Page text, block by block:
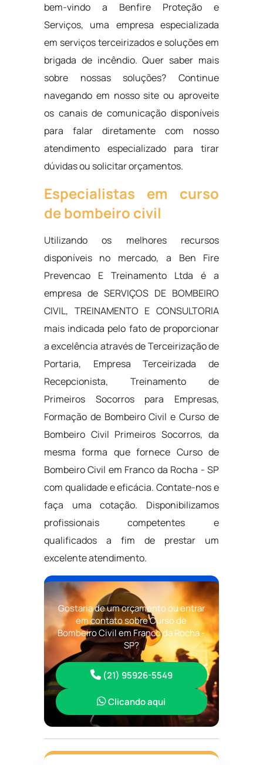
bem-vindo a Benfire Proteção e
Serviços, uma empresa especializada
em serviços terceirizados e soluções em
brigada de incêndio. Quer saber mais
sobre nossas soluções? Continue
navegando em nosso site ou aproveite
os canais de comunicação disponíveis
para falar diretamente com nosso
atendimento especializado para tirar
dúvidas ou solicitar orçamentos.
Especialistas em curso
de bombeiro civil
Utilizando os melhores recursos
disponíveis no mercado, a Ben Fire
Prevencao E Treinamento Ltda é a
empresa de SERVIÇOS DE BOMBEIRO
CIVIL, TREINAMENTO E CONSULTORIA
mais indicada pelo fato de proporcionar
a excelência através de Terceirização de
Portaria, Empresa Terceirizada de
Recepcionista, Treinamento de
Primeiros Socorros para Empresas,
Formação de Bombeiro Civil e Curso de
Bombeiro Civil Primeiros Socorros, da
mesma forma que fornece Curso de
Bombeiro Civil em Franco da Rocha - SP
com qualidade e eficácia. Contate-nos e
faça uma cotação. Disponibilizamos
profissionais competentes e
qualificados a fim de prestar um
excelente atendimento.
Gostaria de um orçamento ou entrar
em contato sobre Curso de
Bombeiro Civil em Franco da Rocha -
SP?
(21) 95926-5549
Clicando aqui